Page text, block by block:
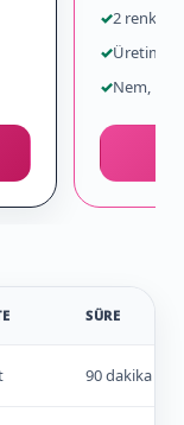
✓2 renk ve
✓Üretim
✓Nem,
SÜRE
90 dakika